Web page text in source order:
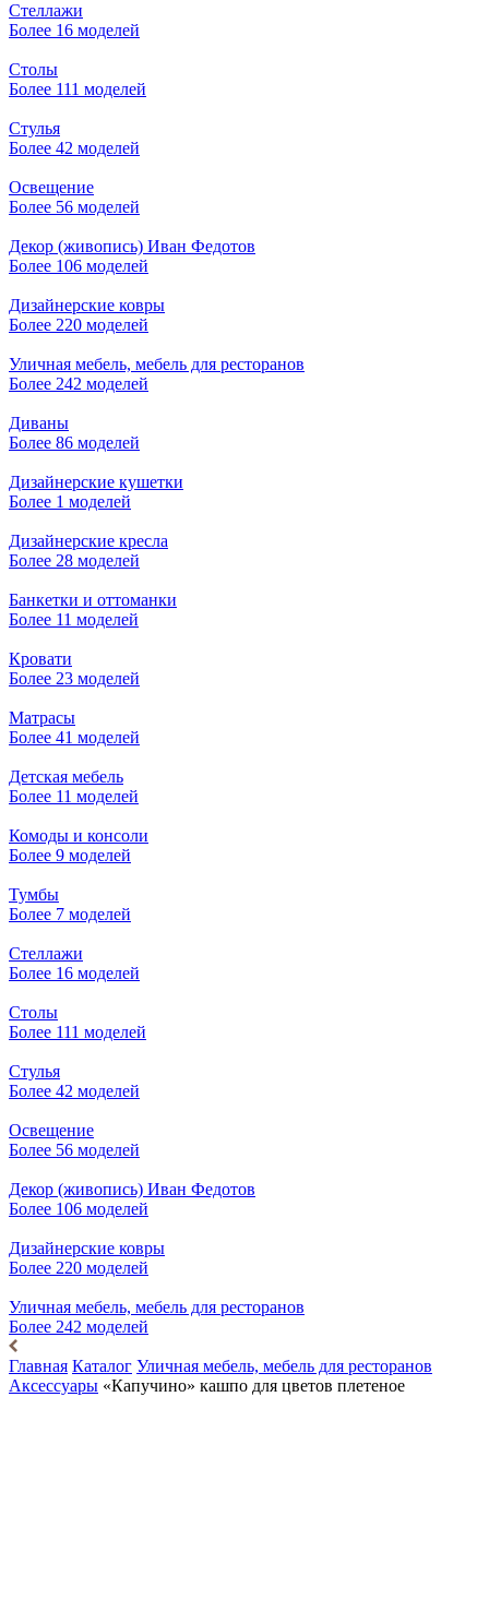
Стеллажи
Более 16 моделей
Столы
Более 111 моделей
Стулья
Более 42 моделей
Освещение
Более 56 моделей
Декор (живопись) Иван Федотов
Более 106 моделей
Дизайнерские ковры
Более 220 моделей
Уличная мебель, мебель для ресторанов
Более 242 моделей
Диваны
Более 86 моделей
Дизайнерские кушетки
Более 1 моделей
Дизайнерские кресла
Более 28 моделей
Банкетки и оттоманки
Более 11 моделей
Кровати
Более 23 моделей
Матрасы
Более 41 моделей
Детская мебель
Более 11 моделей
Комоды и консоли
Более 9 моделей
Тумбы
Более 7 моделей
Стеллажи
Более 16 моделей
Столы
Более 111 моделей
Стулья
Более 42 моделей
Освещение
Более 56 моделей
Декор (живопись) Иван Федотов
Более 106 моделей
Дизайнерские ковры
Более 220 моделей
Уличная мебель, мебель для ресторанов
Более 242 моделей
Главная Каталог Уличная мебель, мебель для ресторанов
Аксессуары «Капучино» кашпо для цветов плетеное